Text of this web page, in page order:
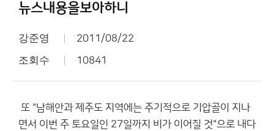
뉴스내용을보아하니
강준영 2011/08/22
조회수 10841
또 "남해안과 제주도 지역에는 주기적으로 기압골이 지나
면서 이번 주 토요일인 27일까지 비가 이어질 것"으로 내다